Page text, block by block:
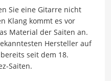
Sie eine Gitarre nicht
Klang kommt es vor
Material der Saiten an.
Hersteller auf
seit dem 18.
Saiten.